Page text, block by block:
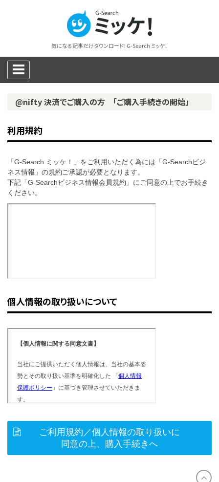
気になる記事だけダウンロード！G-Search ミッケ！
@nifty 決済でご購入の方 「ご購入手続きの開始」
利用規約
「G-Search ミッケ！」をご利用いただく為には「G-Searchビジ
ネス情報」の規約ご承認が必要となります。
下記「G-Searchビジネス情報会員規約」にご同意の上でお手続き
ください。
個人情報の取り扱いについて
ご利用規約／個人情報の取り扱いに
同意の上、購入手続きへ